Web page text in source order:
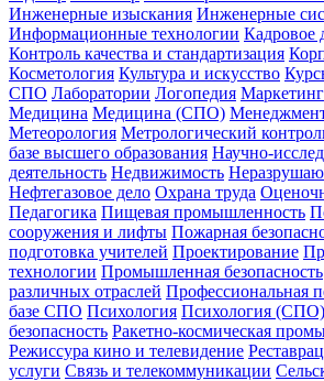
Инженерные изыскания Инженерные
Информационные технологии Кадровое
Контроль качества и стандартизация
Косметология Культура и искусство
СПО Лаборатории Логопедия Маркетинг
Медицина Медицина (СПО)
Метеорология Метрологический
базе высшего образования Научно-
деятельность Недвижимость
Нефтегазовое дело Охрана труда
Педагогика Пищевая промышленность
сооружения и лифты Пожарная
подготовка учителей Проектирование
технологии Промышленная безопасность
различных отраслей Профессиональная
базе СПО Психология Психология (СПО)
безопасность Ракетно-космическая
Режиссура кино и телевидение
услуги Связь и телекоммуникации